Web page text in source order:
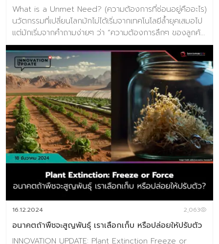
What is a Unmet Need? (ความต้องการที่ซ่อนอยู่คืออะไร)
นวัตกรรมที่เปลี่ยนโลกมักไม่ได้เริ่มจากเทคโนโลยีล้ำยุคเสมอไป
แต่มักเริ่มจากคำถามง่ายๆ ว่า “ความต้องการลึกๆ ของลูกค้า
คืออะไร” ความต้องการลึกๆ หรือที่เรียกว่า Unmet Need ใน
เชิงทฤษฎีการออกแบบ และนวัตกรรมความต้องการของผู้ใช้
งานสามารถแบ่งออกเป็นหลายระดับตั้งแต่ความต้องการพื้น
ฐานที่ผู้ใช้อธิบายได้อย่างชัดเจน ไปจนถึงความต้องการที่ยังไม่
สามารถระบุ หรือรับรู้ได้ด้วยตนเองซึ่งเรียกว่า Hidden
Needs หรือ Unmet Needs ความต้องการเหล่านี้มักอยู่ใน
ระดับที่ลึกกว่าการแสดงออกทั่วไป เป็นสิ่งที่ฝังอยู่ในพฤติกรรม
ความรู้สึก หรือสภาพแวดล้อมที่ผู้ใช้อาศัยอยู่ แนวคิดนี้เชื่อม
โยงกับการออกแบบที่เน้นมนุษย์เป็นศูนย์กลาง (Human-
Centered Design) และแนวทาง Outcome-Driven
Innovation ของ Ulwick (2005) ซึ่งชี้ว่า ความเข้าใจใน “งาน
ที่ผู้ใช้อยากให้เสร็จ (Jobs to Be Done)” นั้นต้องลึกซึ้งกว่า
คำพูดหรือแบบสอบถามทั่วไป เพราะผู้ใช้จำนวนมากไม่สามารถ
ตรงมา (Latent or Unarticulated Needs) ตัวอย่างของ
Hidden Needs ได้แก่ ความรู้สึกไม่ […]
16.12.2024 2,063
อนาคตถ้าพืชจะสูญพันธุ์ เราเลือกเก็บ หรือปล่อยให้ปรับตัว
INNOVATION UPDATE: Plant Extinction Freeze or